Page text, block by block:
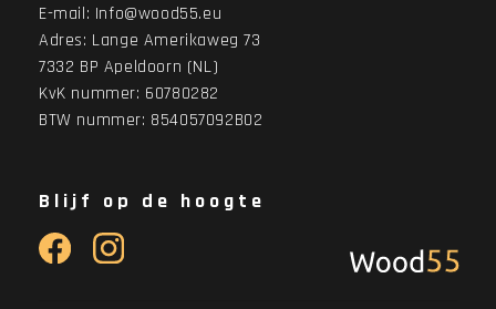
E-mail: Info@wood55.eu
Adres: Lange Amerikaweg 73
7332 BP Apeldoorn (NL)
KvK nummer: 60780282
BTW nummer: 854057092B02
Blijf op de hoogte